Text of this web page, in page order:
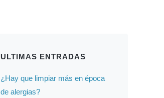
ULTIMAS ENTRADAS
¿Hay que limpiar más en época
de alergias?